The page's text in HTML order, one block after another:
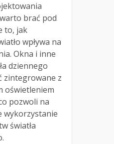
brać pod
to, jak
wpływa na
Okna i inne
dziennego
zintegrowane z
oświetleniem
pozwoli na
wykorzystanie
światła